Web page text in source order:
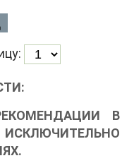
В
ИСКЛЮЧИТЕЛЬНО